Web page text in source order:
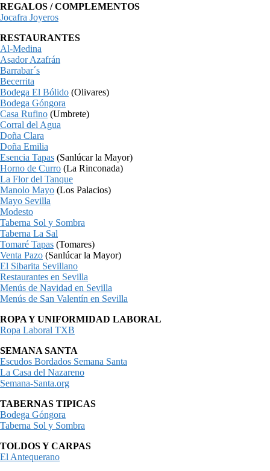
REGALOS / COMPLEMENTOS
Jocafra Joyeros
RESTAURANTES
Al-Medina
Asador Azafrán
Barrabar´s
Becerrita
Bodega El Bólido (Olivares)
Bodega Góngora
Casa Rufino (Umbrete)
Corral del Agua
Doña Clara
Doña Emilia
Esencia Tapas (Sanlúcar la Mayor)
Horno de Curro (La Rinconada)
La Flor del Tanque
Manolo Mayo (Los Palacios)
Mayo Sevilla
Modesto
Taberna Sol y Sombra
Taberna La Sal
Tomaré Tapas (Tomares)
Venta Pazo (Sanlúcar la Mayor)
El Sibarita Sevillano
Restaurantes en Sevilla
Menús de Navidad en Sevilla
Menús de San Valentín en Sevilla
ROPA Y UNIFORMIDAD LABORAL
Ropa Laboral TXB
SEMANA SANTA
Escudos Bordados Semana Santa
La Casa del Nazareno
Semana-Santa.org
TABERNAS TIPICAS
Bodega Góngora
Taberna Sol y Sombra
TOLDOS Y CARPAS
El Antequerano